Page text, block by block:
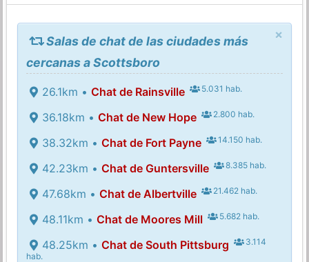
×
Salas de chat de las ciudades más
cercanas a Scottsboro
26.1km • Chat de Rainsville 5.031 hab.
36.18km • Chat de New Hope 2.800 hab.
38.32km • Chat de Fort Payne 14.150 hab.
42.23km • Chat de Guntersville 8.385 hab.
47.68km • Chat de Albertville 21.462 hab.
48.11km • Chat de Moores Mill 5.682 hab.
48.25km • Chat de South Pittsburg
3.114
hab.